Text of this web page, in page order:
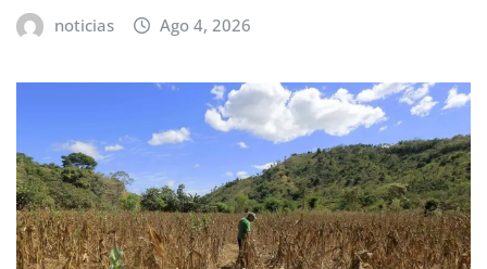
noticias Ago 4, 2026